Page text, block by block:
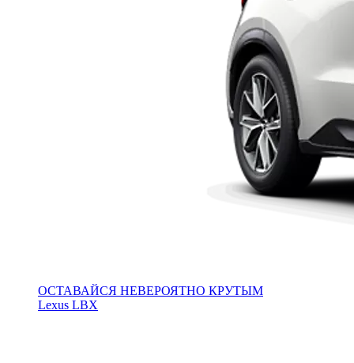
ОСТАВАЙСЯ НЕВЕРОЯТНО КРУТЫМ
Lexus LBX